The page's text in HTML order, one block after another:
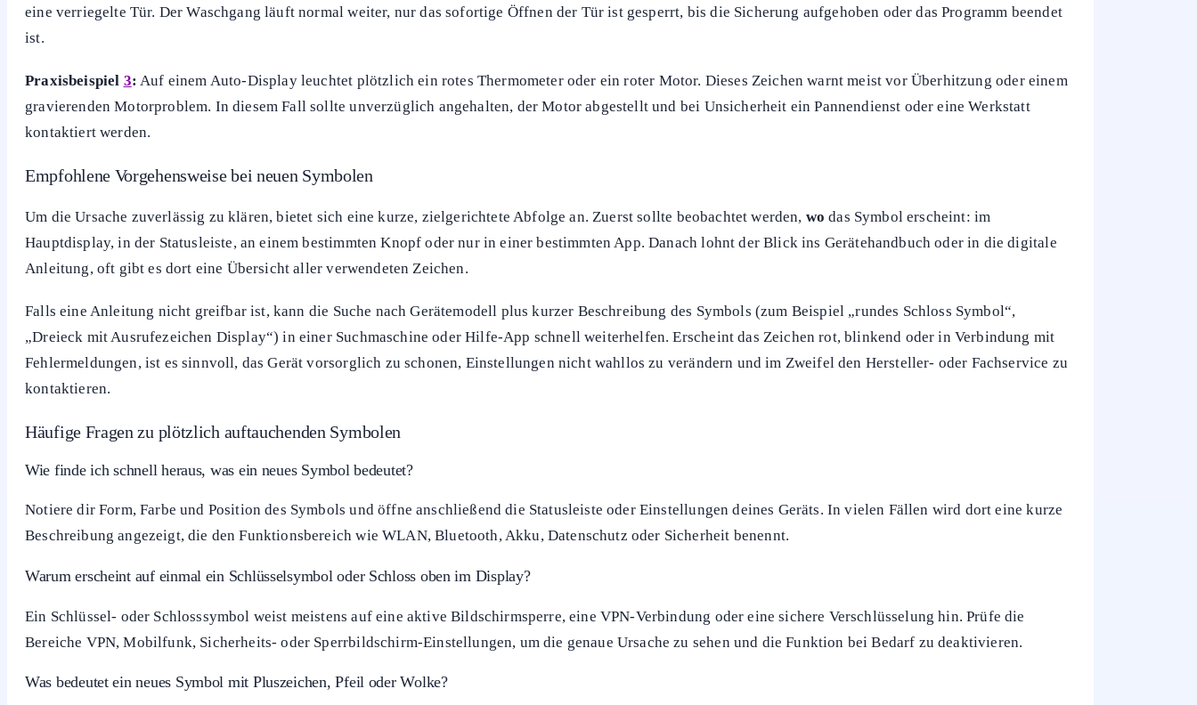
eine verriegelte Tür. Der Waschgang läuft normal weiter, nur das sofortige Öffnen der Tür ist gesperrt, bis die Sicherung aufgehoben oder das Programm beendet
ist.
Praxisbeispiel 3: Auf einem Auto-Display leuchtet plötzlich ein rotes Thermometer oder ein roter Motor. Dieses Zeichen warnt meist vor Überhitzung oder einem
gravierenden Motorproblem. In diesem Fall sollte unverzüglich angehalten, der Motor abgestellt und bei Unsicherheit ein Pannendienst oder eine Werkstatt
kontaktiert werden.
Empfohlene Vorgehensweise bei neuen Symbolen
Um die Ursache zuverlässig zu klären, bietet sich eine kurze, zielgerichtete Abfolge an. Zuerst sollte beobachtet werden, wo das Symbol erscheint: im
Hauptdisplay, in der Statusleiste, an einem bestimmten Knopf oder nur in einer bestimmten App. Danach lohnt der Blick ins Gerätehandbuch oder in die digitale
Anleitung, oft gibt es dort eine Übersicht aller verwendeten Zeichen.
Falls eine Anleitung nicht greifbar ist, kann die Suche nach Gerätemodell plus kurzer Beschreibung des Symbols (zum Beispiel „rundes Schloss Symbol“,
„Dreieck mit Ausrufezeichen Display“) in einer Suchmaschine oder Hilfe-App schnell weiterhelfen. Erscheint das Zeichen rot, blinkend oder in Verbindung mit
Fehlermeldungen, ist es sinnvoll, das Gerät vorsorglich zu schonen, Einstellungen nicht wahllos zu verändern und im Zweifel den Hersteller- oder Fachservice zu
kontaktieren.
Häufige Fragen zu plötzlich auftauchenden Symbolen
Wie finde ich schnell heraus, was ein neues Symbol bedeutet?
Notiere dir Form, Farbe und Position des Symbols und öffne anschließend die Statusleiste oder Einstellungen deines Geräts. In vielen Fällen wird dort eine kurze
Beschreibung angezeigt, die den Funktionsbereich wie WLAN, Bluetooth, Akku, Datenschutz oder Sicherheit benennt.
Warum erscheint auf einmal ein Schlüsselsymbol oder Schloss oben im Display?
Ein Schlüssel- oder Schlosssymbol weist meistens auf eine aktive Bildschirmsperre, eine VPN-Verbindung oder eine sichere Verschlüsselung hin. Prüfe die
Bereiche VPN, Mobilfunk, Sicherheits- oder Sperrbildschirm-Einstellungen, um die genaue Ursache zu sehen und die Funktion bei Bedarf zu deaktivieren.
Was bedeutet ein neues Symbol mit Pluszeichen, Pfeil oder Wolke?